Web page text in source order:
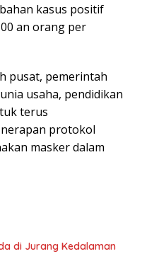
kasus positif
an orang per
pusat, pemerintah
usaha, pendidikan
terus
protokol
masker dalam
di Jurang Kedalaman